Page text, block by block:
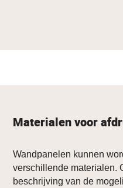
Materialen voor
Wandpanelen kunnen
verschillende materialen.
beschrijving van de